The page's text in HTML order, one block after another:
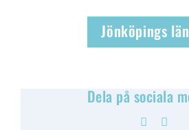
Jönköpings län
Dela på sociala
Facebook